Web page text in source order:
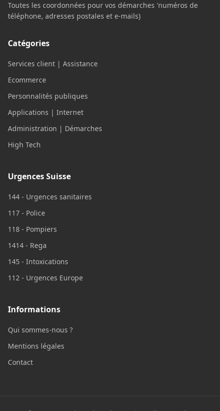
Toutes les coordonnées pour vos démarches 'numéros de
téléphone, adresses postales et e-mails)
Catégories
Services client | Assistance
Ecommerce
Personnalités publiques
Applications | Internet
Administration | Démarches
High Tech
Urgences Suisse
144 - Urgences sanitaires
117 - Police
118 - Pompiers
1414 - Rega
145 - Intoxications
112 - Urgences Europe
Informations
Qui sommes-nous ?
Mentions légales
Contact